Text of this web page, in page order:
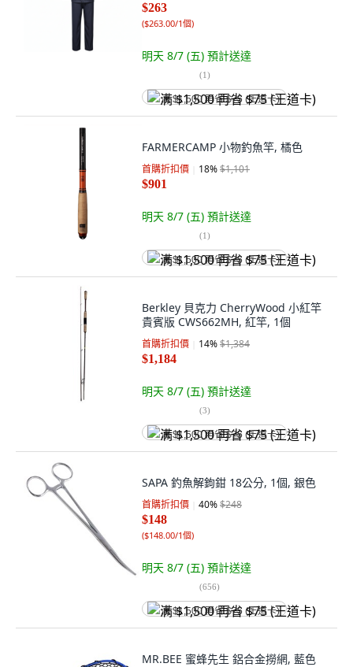
$263
($263.00/1個)
明天 8/7 (五) 預計送達
(1)
满 $1,500 再省 $75 (王道卡)
FARMERCAMP 小物釣魚竿, 橘色
首購折扣價 18%$1,101
$901
明天 8/7 (五) 預計送達
(1)
满 $1,500 再省 $75 (王道卡)
Berkley 貝克力 CherryWood 小紅竿
貴賓版 CWS662MH, 紅竿, 1個
首購折扣價 14%$1,384
$1,184
明天 8/7 (五) 預計送達
(3)
满 $1,500 再省 $75 (王道卡)
SAPA 釣魚解鉤鉗 18公分, 1個, 銀色
首購折扣價 40%$248
$148
($148.00/1個)
明天 8/7 (五) 預計送達
(656)
满 $1,500 再省 $75 (王道卡)
MR.BEE 蜜蜂先生 鋁合金撈網, 藍色